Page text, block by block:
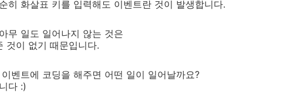
히 화살표 키를 입력해도 이벤트란 것이 발생합니다.
무 일도 일어나지 않는 것은
것이 없기 때문입니다.
벤트에 코딩을 해주면 어떤 일이 일어날까요?
다 :)